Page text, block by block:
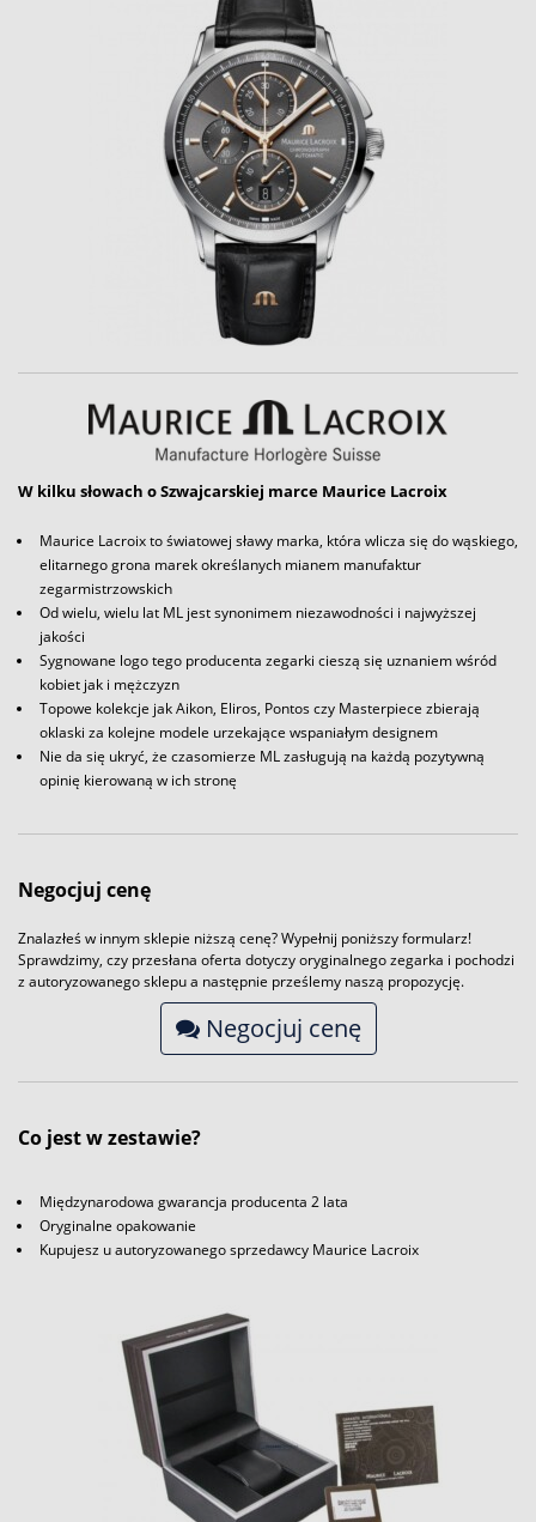
W kilku słowach o Szwajcarskiej marce Maurice Lacroix
Maurice Lacroix to światowej sławy marka, która wlicza się do wąskiego,
elitarnego grona marek określanych mianem manufaktur
zegarmistrzowskich
Od wielu, wielu lat ML jest synonimem niezawodności i najwyższej
jakości
Sygnowane logo tego producenta zegarki cieszą się uznaniem wśród
kobiet jak i mężczyzn
Topowe kolekcje jak Aikon, Eliros, Pontos czy Masterpiece zbierają
oklaski za kolejne modele urzekające wspaniałym designem
Nie da się ukryć, że czasomierze ML zasługują na każdą pozytywną
opinię kierowaną w ich stronę
Negocjuj cenę
Znalazłeś w innym sklepie niższą cenę? Wypełnij poniższy formularz!
Sprawdzimy, czy przesłana oferta dotyczy oryginalnego zegarka i pochodzi
z autoryzowanego sklepu a następnie prześlemy naszą propozycję.
Negocjuj cenę
Co jest w zestawie?
Międzynarodowa gwarancja producenta 2 lata
Oryginalne opakowanie
Kupujesz u autoryzowanego sprzedawcy Maurice Lacroix